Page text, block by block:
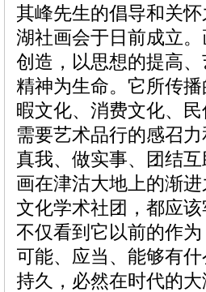
其峰先生的倡导和关
湖社画会于日前成立
创造，以思想的提高
精神为生命。它所传
暇文化、消费文化、
需要艺术品行的感召
真我、做实事、团结
画在津沽大地上的渐
文化学术社团，都应
不仅看到它以前的作
可能、应当、能够有
持久，必然在时代的大